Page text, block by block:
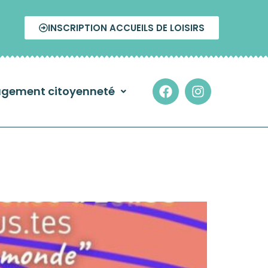
INSCRIPTION ACCUEILS DE LOISIRS
citoyenneté